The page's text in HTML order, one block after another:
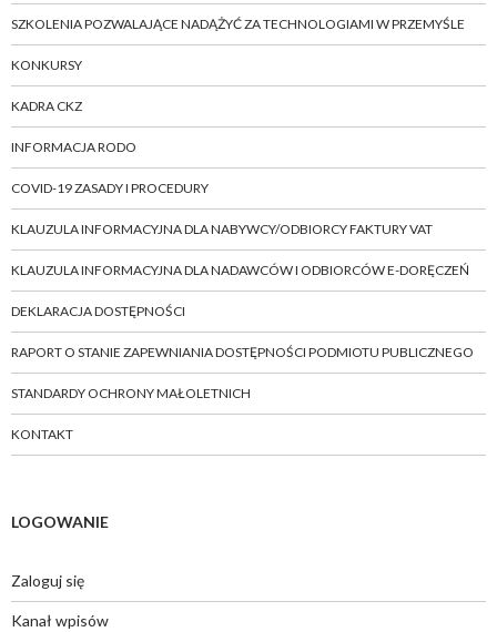
SZKOLENIA POZWALAJĄCE NADĄŻYĆ ZA TECHNOLOGIAMI W PRZEMYŚLE
KONKURSY
KADRA CKZ
INFORMACJA RODO
COVID-19 ZASADY I PROCEDURY
KLAUZULA INFORMACYJNA DLA NABYWCY/ODBIORCY FAKTURY VAT
KLAUZULA INFORMACYJNA DLA NADAWCÓW I ODBIORCÓW E-DORĘCZEŃ
DEKLARACJA DOSTĘPNOŚCI
RAPORT O STANIE ZAPEWNIANIA DOSTĘPNOŚCI PODMIOTU PUBLICZNEGO
STANDARDY OCHRONY MAŁOLETNICH
KONTAKT
LOGOWANIE
Zaloguj się
Kanał wpisów